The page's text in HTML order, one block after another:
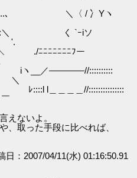
〈 / 冫Yヽ
`ｰiソ
'.
./ﾆﾆﾆﾆﾆﾆﾆﾌー
__／――――//::::::::::
＿＿//:::::::::::::::
えないよ。
取った手段に比べれば、
日：2007/04/11(水) 01:16:50.91